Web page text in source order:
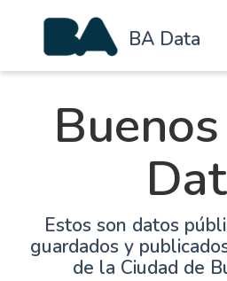
BA Data
Estos son datos
guardados y
de la Ciudad de